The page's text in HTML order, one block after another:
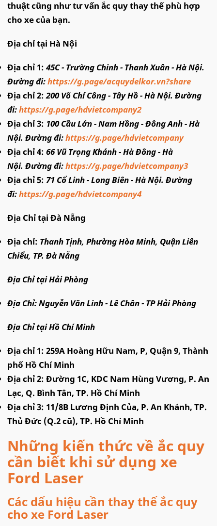
thuật cũng như tư vấn ắc quy thay thế phù hợp
cho xe của bạn.
Địa chỉ tại Hà Nội
Địa chỉ 1:45C - Trường Chinh - Thanh Xuân - Hà Nội.
Đường đi:https://g.page/acquydelkor.vn?share
Địa chỉ 2:200 Võ Chí Công - Tây Hồ - Hà Nội. Đường
đi:https://g.page/hdvietcompany2
Địa chỉ 3: 100 Cầu Lớn - Nam Hồng - Đông Anh - Hà
Nội. Đường đi:https://g.page/hdvietcompany
Địa chỉ 4: 66 Vũ Trọng Khánh - Hà Đông - Hà
Nội. Đường đi:https://g.page/hdvietcompany3
Địa chỉ 5: 71 Cổ Linh - Long Biên - Hà Nội. Đường
đi:https://g.page/hdvietcompany4
Địa Chỉ tại Đà Nẵng
Địa chỉ: Thanh Tịnh, Phường Hòa Minh, Quận Liên
Chiểu, TP. Đà Nẵng
Địa Chỉ tại Hải Phòng
Địa Chỉ: Nguyễn Văn Linh - Lê Chân - TP Hải Phòng
Địa Chỉ tại Hồ Chí Minh
Địa chỉ 1: 259A Hoàng Hữu Nam, P, Quận 9, Thành
phố Hồ Chí Minh
Địa chỉ 2: Đường 1C, KDC Nam Hùng Vương, P. An
Lạc, Q. Bình Tân, TP. Hồ Chí Minh
Địa chỉ 3: 11/8B Lương Định Của, P. An Khánh, TP.
Thủ Đức (Q.2 cũ), TP. Hồ Chí Minh
Những kiến thức về ắc quy
cần biết khi sử dụng xe
Ford Laser
Các dấu hiệu cần thay thế ắc quy
cho xe Ford Laser